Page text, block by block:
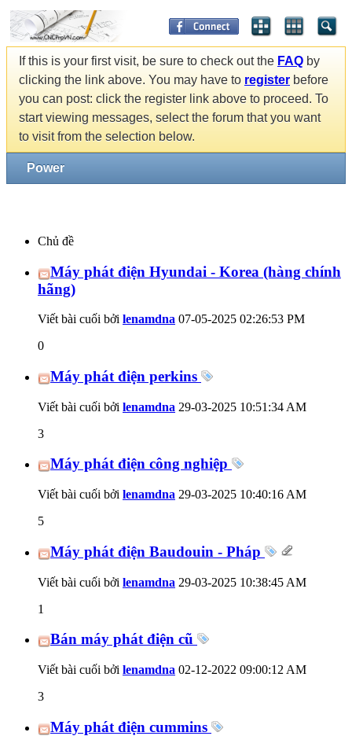
If this is your first visit, be sure to check out the FAQ by
clicking the link above. You may have to register before
you can post: click the register link above to proceed. To
start viewing messages, select the forum that you want
to visit from the selection below.
Power
Chủ đề
Máy phát điện Hyundai - Korea (hàng chính
hãng)
Viết bài cuối bởi lenamdna 07-05-2025 02:26:53 PM
0
Máy phát điện perkins
Viết bài cuối bởi lenamdna 29-03-2025 10:51:34 AM
3
Máy phát điện công nghiệp
Viết bài cuối bởi lenamdna 29-03-2025 10:40:16 AM
5
Máy phát điện Baudouin - Pháp
Viết bài cuối bởi lenamdna 29-03-2025 10:38:45 AM
1
Bán máy phát điện cũ
Viết bài cuối bởi lenamdna 02-12-2022 09:00:12 AM
3
Máy phát điện cummins